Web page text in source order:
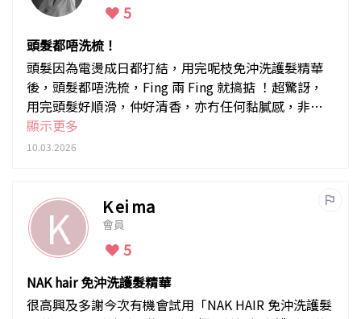
5
頭髮都唔洗梳！
頭髮因為電燙成日都打結，用完呢枝免沖洗護髮精華
後，頭髮都唔洗梳，Fing 兩 Fing 就搞掂 ！超驚訝，
用完頭髮好順滑，仲好清香，亦冇任何黏膩感，非常
推薦～
顯示更多
10.03.2026
K K ei ma
會員
5
NAK hair 免沖洗護髮精華
很高興及多謝今次有機會試用「NAK HAIR 免沖洗護髮